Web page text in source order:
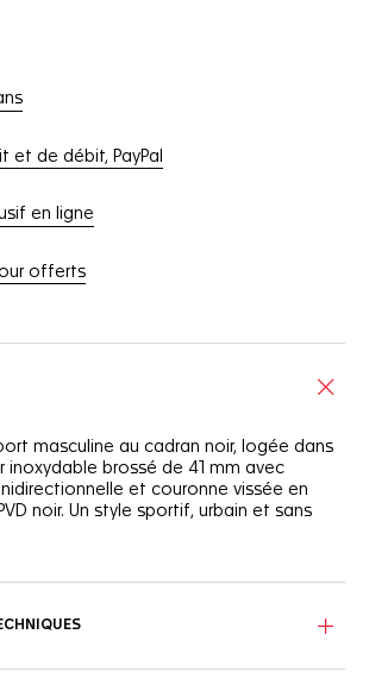
ligne
et de débit, PayPal
en ligne
offerts
masculine au cadran noir, logée dans
inoxydable brossé de 41 mm avec
et couronne vissée en
noir. Un style sportif, urbain et sans